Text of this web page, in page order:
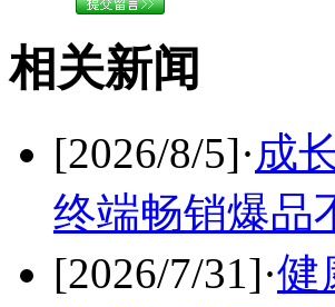
相关新闻
[2026/8/5]·成
终端畅销爆品
[2026/7/31]·健